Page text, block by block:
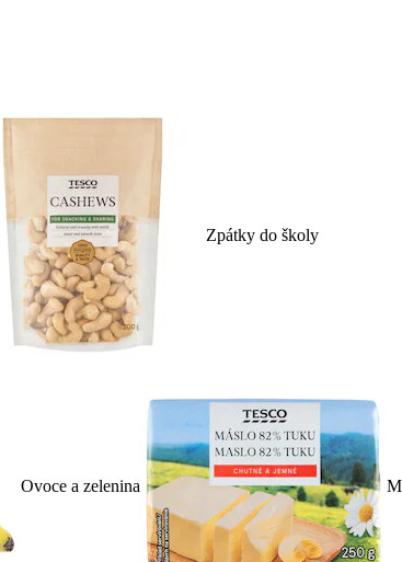
Zpátky do školy
Ovoce a zelenina